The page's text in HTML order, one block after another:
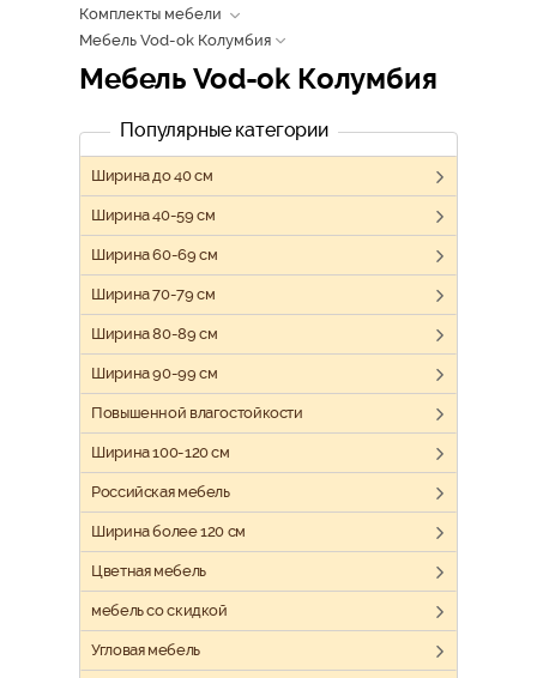
Комплекты мебели
Мебель Vod-ok Колумбия
Мебель Vod-ok Колумбия
Популярные категории
Ширина до 40 см
Ширина 40-59 см
Ширина 60-69 см
Ширина 70-79 см
Ширина 80-89 см
Ширина 90-99 см
Повышенной влагостойкости
Ширина 100-120 см
Российская мебель
Ширина более 120 см
Цветная мебель
мебель со скидкой
Угловая мебель